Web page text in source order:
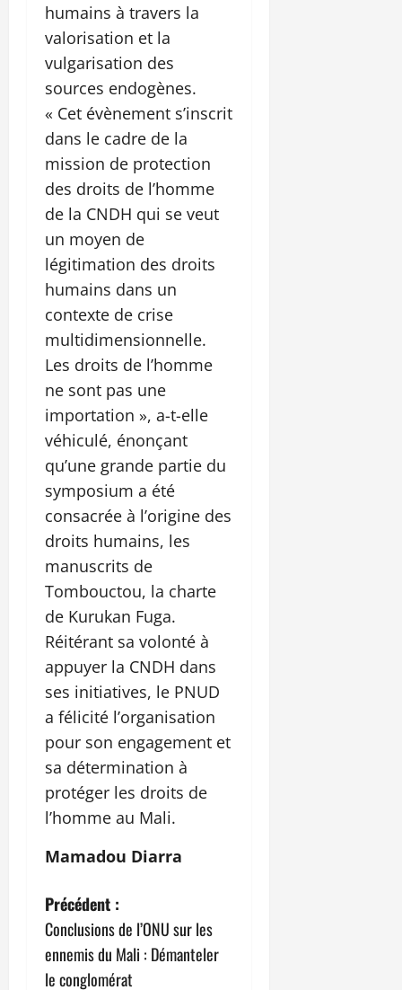
humains à travers la
valorisation et la
vulgarisation des
sources endogènes.
« Cet évènement s’inscrit
dans le cadre de la
mission de protection
des droits de l’homme
de la CNDH qui se veut
un moyen de
légitimation des droits
humains dans un
contexte de crise
multidimensionnelle.
Les droits de l’homme
ne sont pas une
importation », a-t-elle
véhiculé, énonçant
qu’une grande partie du
symposium a été
consacrée à l’origine des
droits humains, les
manuscrits de
Tombouctou, la charte
de Kurukan Fuga.
Réitérant sa volonté à
appuyer la CNDH dans
ses initiatives, le PNUD
a félicité l’organisation
pour son engagement et
sa détermination à
protéger les droits de
l’homme au Mali.
Mamadou Diarra
N
a
Précédent :
Conclusions de l’ONU sur les
ennemis du Mali : Démanteler
le conglomérat